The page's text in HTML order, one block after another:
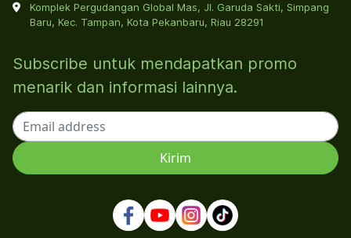
Komplek Pergudangan Global Mas, Jl. Garuda Sakti, Simpang
Baru, Kec. Tampan, Kota Pekanbaru, Riau 28291
Subscribe untuk mendapatkan promo
menarik dan informasi lainnya.